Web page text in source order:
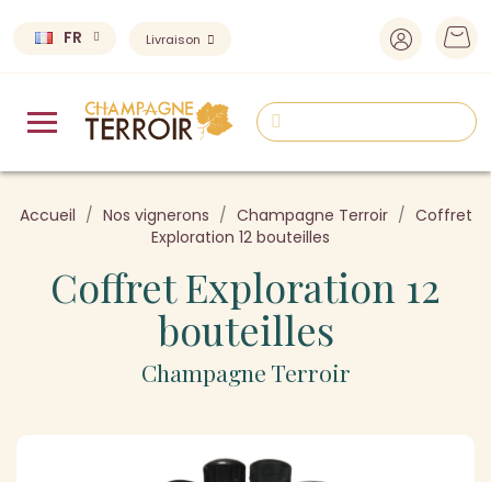
FR Livraison
Accueil Nos vignerons Champagne Terroir
Coffret
Exploration 12 bouteilles
Coffret Exploration 12
bouteilles
Champagne Terroir